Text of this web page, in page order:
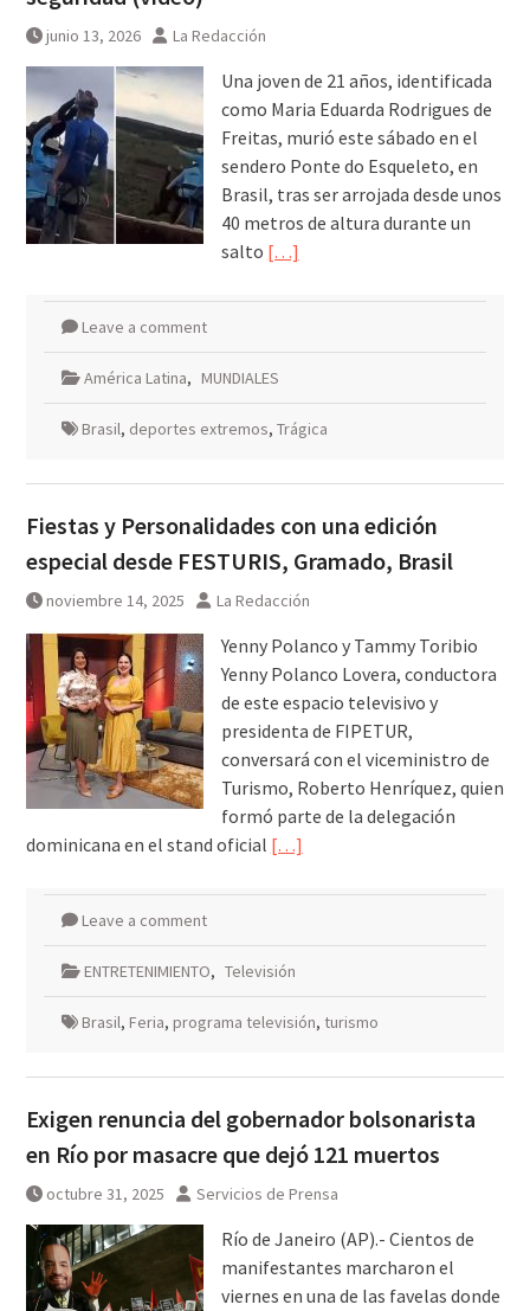
junio 13, 2026 La Redacción
Una joven de 21 años, identificada
como Maria Eduarda Rodrigues de
Freitas, murió este sábado en el
sendero Ponte do Esqueleto, en
Brasil, tras ser arrojada desde unos
40 metros de altura durante un
salto […]
Leave a comment
América Latina, MUNDIALES
Brasil, deportes extremos, Trágica
Fiestas y Personalidades con una edición
especial desde FESTURIS, Gramado, Brasil
noviembre 14, 2025 La Redacción
Yenny Polanco y Tammy Toribio
Yenny Polanco Lovera, conductora
de este espacio televisivo y
presidenta de FIPETUR,
conversará con el viceministro de
Turismo, Roberto Henríquez, quien
formó parte de la delegación
dominicana en el stand oficial […]
Leave a comment
ENTRETENIMIENTO, Televisión
Brasil, Feria, programa televisión, turismo
Exigen renuncia del gobernador bolsonarista
en Río por masacre que dejó 121 muertos
octubre 31, 2025 Servicios de Prensa
Río de Janeiro (AP).- Cientos de
manifestantes marcharon el
viernes en una de las favelas donde